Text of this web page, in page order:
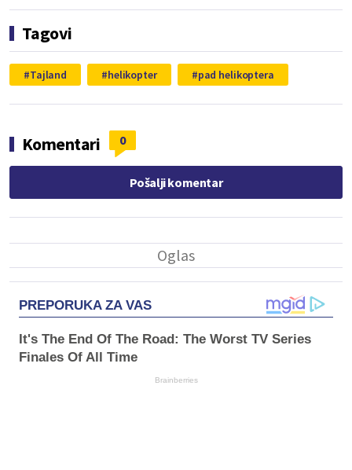
Tagovi
Tajland helikopter pad helikoptera
Komentari 0
Pošalji komentar
PREPORUKA ZA VAS
It's The End Of The Road: The Worst TV Series
Finales Of All Time
Brainberries